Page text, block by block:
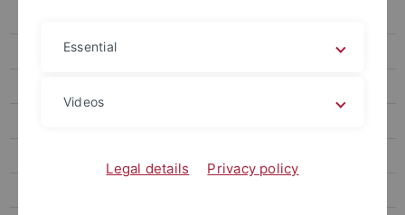
Essential
Videos
Legal details Privacy policy